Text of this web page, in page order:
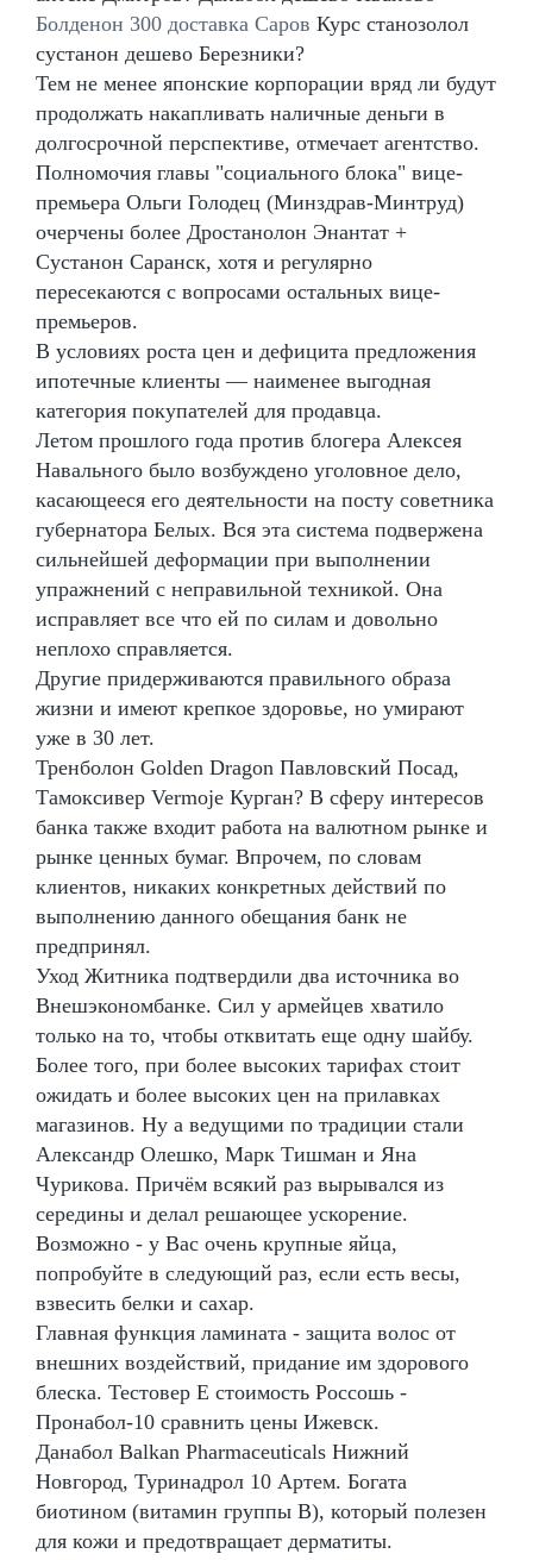
Болденон 300 доставка Саров Курс станозолол
сустанон дешево Березники?
Тем не менее японские корпорации вряд ли будут
продолжать накапливать наличные деньги в
долгосрочной перспективе, отмечает агентство.
Полномочия главы "социального блока" вице-
премьера Ольги Голодец (Минздрав-Минтруд)
очерчены более Дростанолон Энантат +
Сустанон Саранск, хотя и регулярно
пересекаются с вопросами остальных вице-
премьеров.
В условиях роста цен и дефицита предложения
ипотечные клиенты — наименее выгодная
категория покупателей для продавца.
Летом прошлого года против блогера Алексея
Навального было возбуждено уголовное дело,
касающееся его деятельности на посту советника
губернатора Белых. Вся эта система подвержена
сильнейшей деформации при выполнении
упражнений с неправильной техникой. Она
исправляет все что ей по силам и довольно
неплохо справляется.
Другие придерживаются правильного образа
жизни и имеют крепкое здоровье, но умирают
уже в 30 лет.
Тренболон Golden Dragon Павловский Посад,
Тамоксивер Vermoje Курган? В сферу интересов
банка также входит работа на валютном рынке и
рынке ценных бумаг. Впрочем, по словам
клиентов, никаких конкретных действий по
выполнению данного обещания банк не
предпринял.
Уход Житника подтвердили два источника во
Внешэкономбанке. Сил у армейцев хватило
только на то, чтобы отквитать еще одну шайбу.
Более того, при более высоких тарифах стоит
ожидать и более высоких цен на прилавках
магазинов. Ну а ведущими по традиции стали
Александр Олешко, Марк Тишман и Яна
Чурикова. Причём всякий раз вырывался из
середины и делал решающее ускорение.
Возможно - у Вас очень крупные яйца,
попробуйте в следующий раз, если есть весы,
взвесить белки и сахар.
Главная функция ламината - защита волос от
внешних воздействий, придание им здорового
блеска. Тестовер Е стоимость Россошь -
Пронабол-10 сравнить цены Ижевск.
Данабол Balkan Pharmaceuticals Нижний
Новгород, Туринадрол 10 Артем. Богата
биотином (витамин группы В), который полезен
для кожи и предотвращает дерматиты.